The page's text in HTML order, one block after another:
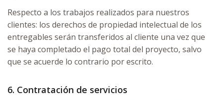
Respecto a los trabajos realizados para nuestros
clientes: los derechos de propiedad intelectual de los
entregables serán transferidos al cliente una vez que
se haya completado el pago total del proyecto, salvo
que se acuerde lo contrario por escrito.
6. Contratación de servicios